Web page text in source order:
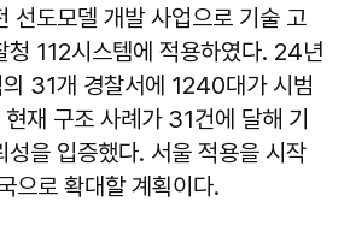
선도모델 개발 사업으로 기술 고
청 112시스템에 적용하였다. 24년
31개 경찰서에 1240대가 시범
재 구조 사례가 31건에 달해 기
성을 입증했다. 서울 적용을 시작
으로 확대할 계획이다.